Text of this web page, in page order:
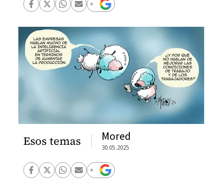
Esos temas Mored
30.05.2025